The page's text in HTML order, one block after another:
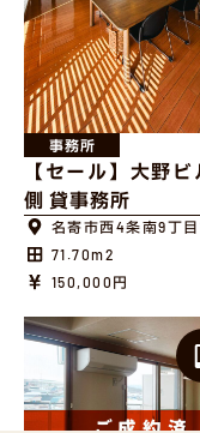
事務所
【セール】大野ビ
側 貸事務所
名寄市西4条南9丁
71.70m2
150,000円